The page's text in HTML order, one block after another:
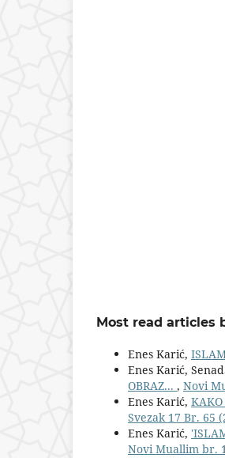
Most read articles
Enes Karić,
Enes Karić,
OBRAZ... , Novi
Enes Karić, KAKO
Svezak 17 Br. 65
Enes Karić,
Novi Muallim br.